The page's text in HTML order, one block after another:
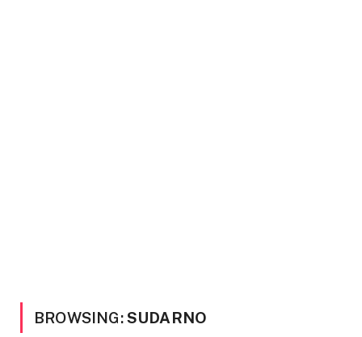
BROWSING:SUDARNO